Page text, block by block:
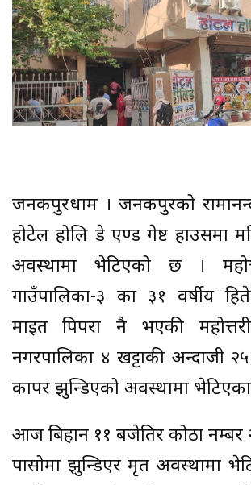
जनकपुरधाम । जनकपुरको
होटेल होलि डे एण्ड गेष्ट हाउसमा
अवस्थामा भेटिएको छ ।
गाउँपालिका-३ का ३१ वर्षीय
माइत पिपरा नै भएकी
नगरपालिका ४ खट्टाकी अन्दाजी २५
कापर झुन्डिएको अवस्थामा
आज बिहान ११ बजेतिर कोठा नम्बर
पासोमा झुन्डिएर मृत अवस्थामा